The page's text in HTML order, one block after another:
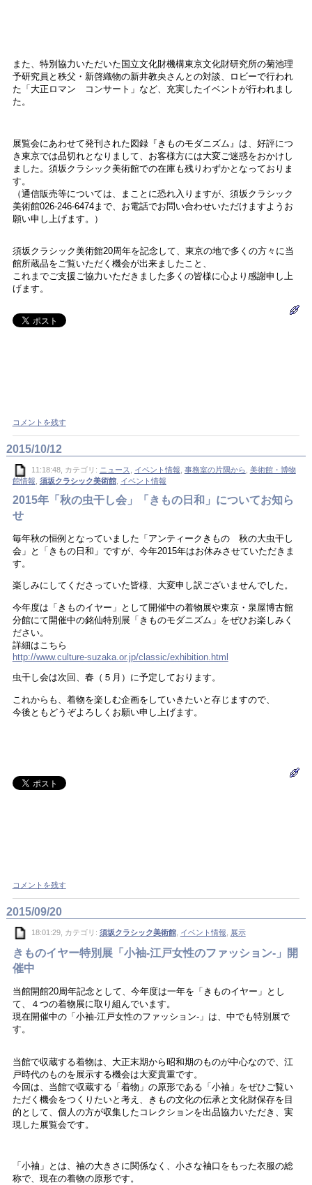
また、特別協力いただいた国立文化財機構東京文化財研究所の菊池理
予研究員と秩父・新啓織物の新井教央さんとの対談、ロビーで行われ
た「大正ロマン コンサート」など、充実したイベントが行われまし
た。
展覧会にあわせて発刊された図録『きものモダニズム』は、好評につ
き東京では品切れとなりまして、お客様方には大変ご迷惑をおかけし
ました。須坂クラシック美術館での在庫も残りわずかとなっておりま
す。
（通信販売等については、まことに恐れ入りますが、須坂クラシック
美術館026-246-6474まで、お電話でお問い合わせいただけますようお
願い申し上げます。）
須坂クラシック美術館20周年を記念して、東京の地で多くの方々に当
館所蔵品をご覧いただく機会が出来ましたこと、
これまでご支援ご協力いただきました多くの皆様に心より感謝申し上
げます。
コメントを残す
2015/10/12
11:18:48, カテゴリ: ニュース イベント情報 事務室の片隅から 美術館・博物
館情報 須坂クラシック美術館, イベント情報
2015年「秋の虫干し会」「きもの日和」についてお知ら
せ
毎年秋の恒例となっていました「アンティークきもの 秋の大虫干し
会」と「きもの日和」ですが、今年2015年はお休みさせていただきま
す。
楽しみにしてくださっていた皆様、大変申し訳ございませんでした。
今年度は「きものイヤー」として開催中の着物展や東京・泉屋博古館
分館にて開催中の銘仙特別展「きものモダニズム」をぜひお楽しみく
ださい。
詳細はこちら
http://www.culture-suzaka.or.jp/classic/exhibition.html
虫干し会は次回、春（５月）に予定しております。
これからも、着物を楽しむ企画をしていきたいと存じますので、
今後ともどうぞよろしくお願い申し上げます。
コメントを残す
2015/09/20
18:01:29, カテゴリ: 須坂クラシック美術館, イベント情報 展示
きものイヤー特別展「小袖‐江戸女性のファッション‐」開
催中
当館開館20周年記念として、今年度は一年を「きものイヤー」とし
て、４つの着物展に取り組んでいます。
現在開催中の「小袖‐江戸女性のファッション‐」は、中でも特別展で
す。
当館で収蔵する着物は、大正末期から昭和期のものが中心なので、江
戸時代のものを展示する機会は大変貴重です。
今回は、当館で収蔵する「着物」の原形である「小袖」をぜひご覧い
ただく機会をつくりたいと考え、きもの文化の伝承と文化財保存を目
的として、個人の方が収集したコレクションを出品協力いただき、実
現した展覧会です。
「小袖」とは、袖の大きさに関係なく、小さな袖口をもった衣服の総
称で、現在の着物の原形です。